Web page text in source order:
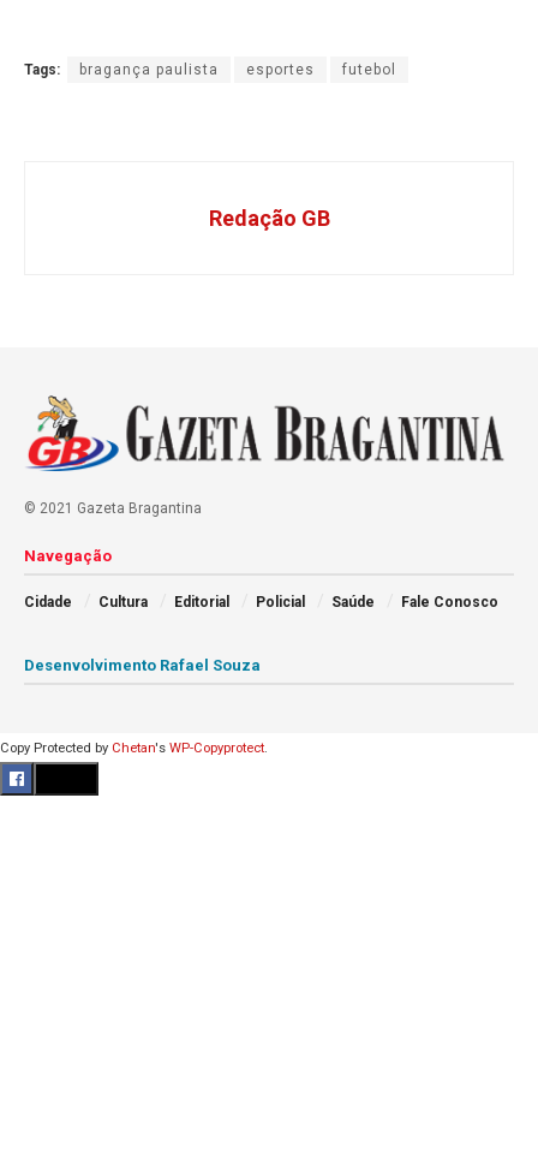
Tags: bragança paulista esportes futebol
Redação GB
© 2021 Gazeta Bragantina
Navegação
Cidade Cultura Editorial Policial Saúde Fale Conosco
Desenvolvimento Rafael Souza
Copy Protected by Chetan's WP-Copyprotect.